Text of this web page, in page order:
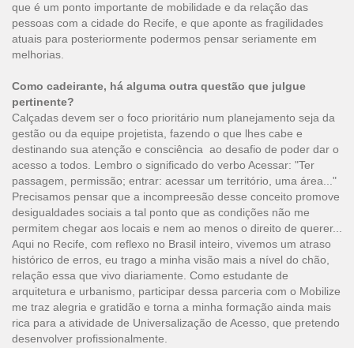
que é um ponto importante de mobilidade e da relação das
pessoas com a cidade do Recife, e que aponte as fragilidades
atuais para posteriormente podermos pensar seriamente em
melhorias.
Como cadeirante, há alguma outra questão que julgue
pertinente?
Calçadas devem ser o foco prioritário num planejamento seja da
gestão ou da equipe projetista, fazendo o que lhes cabe e
destinando sua atenção e consciência ao desafio de poder dar o
acesso a todos. Lembro o significado do verbo Acessar: "Ter
passagem, permissão; entrar: acessar um território, uma área..."
Precisamos pensar que a incompreesão desse conceito promove
desigualdades sociais a tal ponto que as condições não me
permitem chegar aos locais e nem ao menos o direito de querer...
Aqui no Recife, com reflexo no Brasil inteiro, vivemos um atraso
histórico de erros, eu trago a minha visão mais a nível do chão,
relação essa que vivo diariamente. Como estudante de
arquitetura e urbanismo, participar dessa parceria com o Mobilize
me traz alegria e gratidão e torna a minha formação ainda mais
rica para a atividade de Universalização de Acesso, que pretendo
desenvolver profissionalmente.